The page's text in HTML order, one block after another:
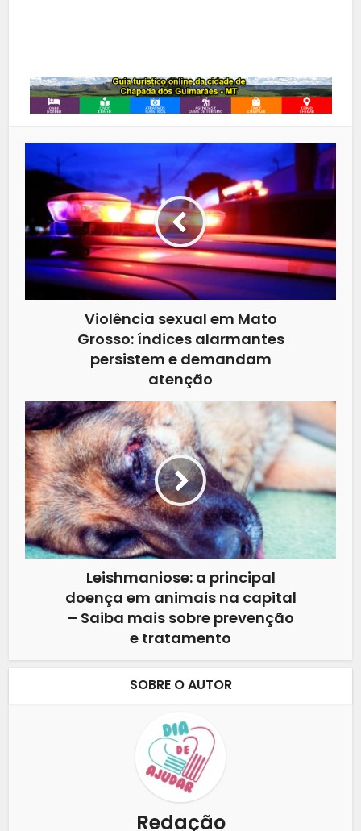
Violência sexual em Mato
Grosso: índices alarmantes
persistem e demandam
atenção
Leishmaniose: a principal
doença em animais na capital
– Saiba mais sobre prevenção
e tratamento
SOBRE O AUTOR
Redação